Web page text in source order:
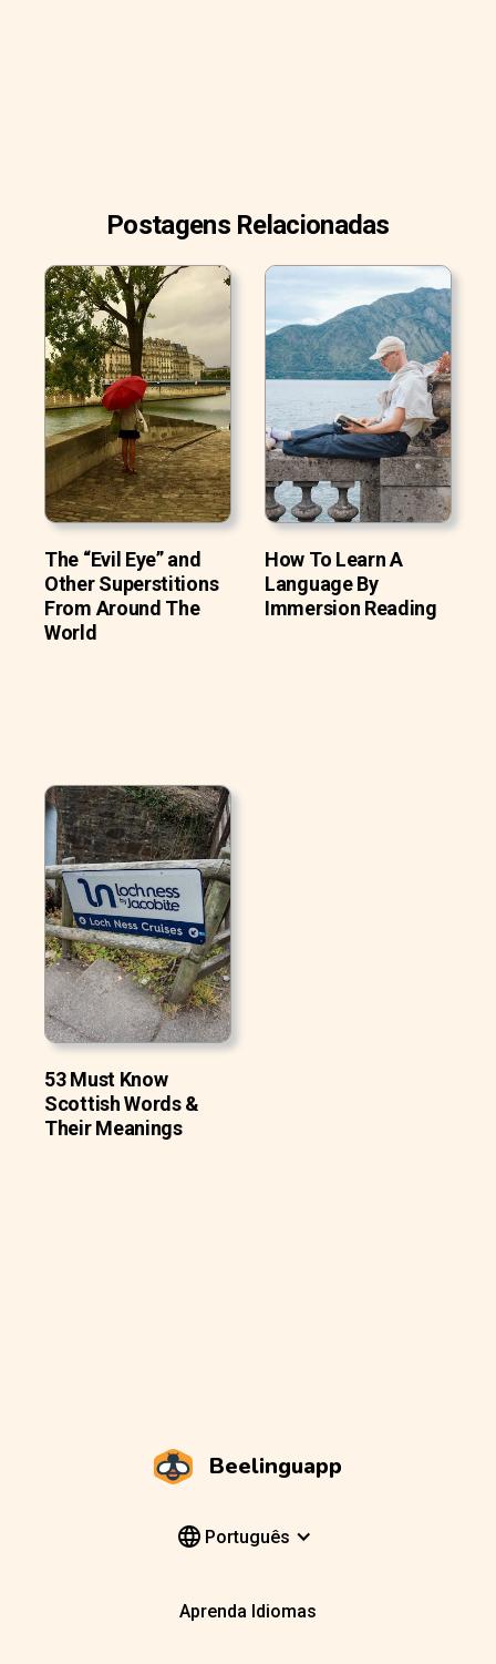
Postagens Relacionadas
The “Evil Eye” and
Other Superstitions
From Around The
World
How To Learn A
Language By
Immersion Reading
53 Must Know
Scottish Words &
Their Meanings
Beelinguapp
Português
Aprenda Idiomas